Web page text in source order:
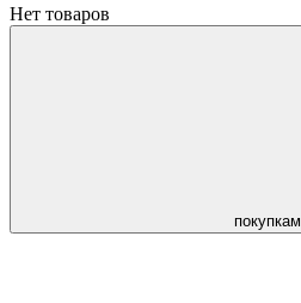
Нет товаров
покупкам